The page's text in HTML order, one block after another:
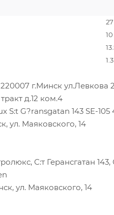
г.Минск
д.12 ком.4
S:t G?ransgatan 143 SE-
ул. Маяковского, 14
С:т Герансгатан
ул. Маяковского, 14